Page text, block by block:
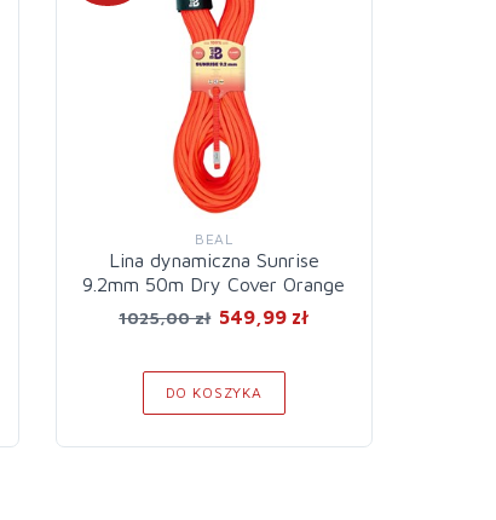
BEAL
Lina dynamiczna Sunrise
9.2mm 50m Dry Cover Orange
1025,00 zł 549,99 zł
DO KOSZYKA